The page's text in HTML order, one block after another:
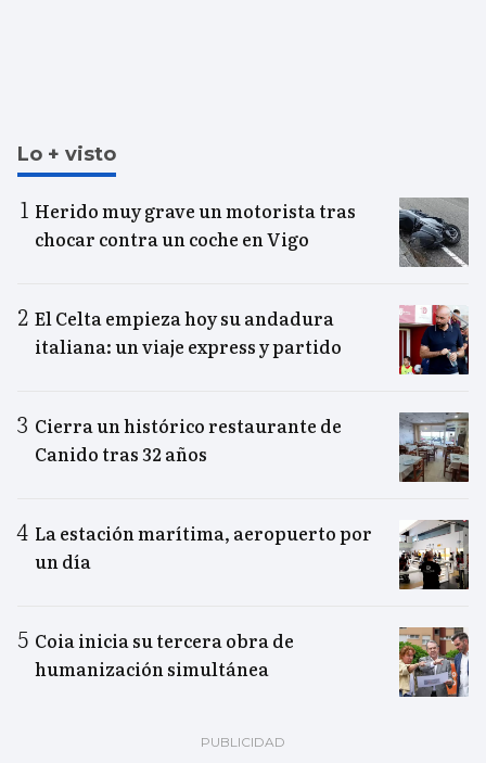
Lo + visto
Herido muy grave un motorista tras
chocar contra un coche en Vigo
El Celta empieza hoy su andadura
italiana: un viaje express y partido
Cierra un histórico restaurante de
Canido tras 32 años
La estación marítima, aeropuerto por
un día
Coia inicia su tercera obra de
humanización simultánea